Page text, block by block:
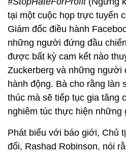
tại một cuộc họp trực tuyến
Giám đốc điều hành
những người đứng đầu
được bất kỳ cam kết nào
Zuckerberg và những người
hành động. Bà cho rằng làn
thúc mà sẽ tiếp tục gia tăng
nghiêm túc thực hiện
Phát biểu với báo giới, Chủ
đổi, Rashad Robinson, nói